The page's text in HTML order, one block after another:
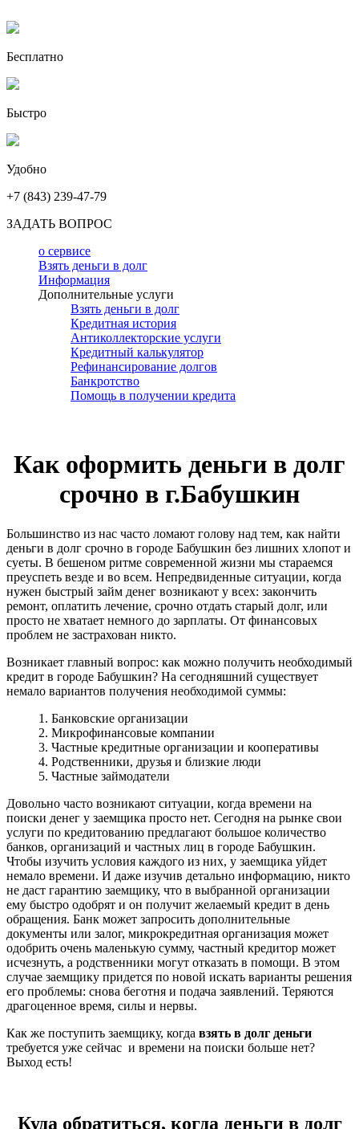
Бесплатно
Быстро
Удобно
+7 (843) 239-47-79
ЗАДАТЬ ВОПРОС
о сервисе
Взять деньги в долг
Информация
Дополнительные услуги
Взять деньги в долг
Кредитная история
Антиколлекторские услуги
Кредитный калькулятор
Рефинансирование долгов
Банкротство
Помощь в получении кредита
Как оформить деньги в долг
срочно в г.Бабушкин
Большинство из нас часто ломают голову над тем, как найти
деньги в долг срочно в городе Бабушкин без лишних хлопот и
суеты. В бешеном ритме современной жизни мы стараемся
преуспеть везде и во всем. Непредвиденные ситуации, когда
нужен быстрый займ денег возникают у всех: закончить
ремонт, оплатить лечение, срочно отдать старый долг, или
просто не хватает немного до зарплаты. От финансовых
проблем не застрахован никто.
Возникает главный вопрос: как можно получить необходимый
кредит в городе Бабушкин? На сегодняшний существует
немало вариантов получения необходимой суммы:
1. Банковские организации
2. Микрофинансовые компании
3. Частные кредитные организации и кооперативы
4. Родственники, друзья и близкие люди
5. Частные займодатели
Довольно часто возникают ситуации, когда времени на
поиски денег у заемщика просто нет. Сегодня на рынке свои
услуги по кредитованию предлагают большое количество
банков, организаций и частных лиц в городе Бабушкин.
Чтобы изучить условия каждого из них, у заемщика уйдет
немало времени. И даже изучив детально информацию, никто
не даст гарантию заемщику, что в выбранной организации
ему быстро одобрят и он получит желаемый кредит в день
обращения. Банк может запросить дополнительные
документы или залог, микрокредитная организация может
одобрить очень маленькую сумму, частный кредитор может
исчезнуть, а родственники могут отказать в помощи. В этом
случае заемщику придется по новой искать варианты решения
его проблемы: снова беготня и подача заявлений. Теряются
драгоценное время, силы и нервы.
Как же поступить заемщику, когда взять в долг деньги
требуется уже сейчас и времени на поиски больше нет?
Выход есть!
Куда обратиться, когда деньги в долг